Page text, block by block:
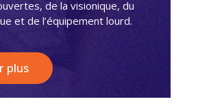
de la visionique, du
et de l’équipement lourd.
plus